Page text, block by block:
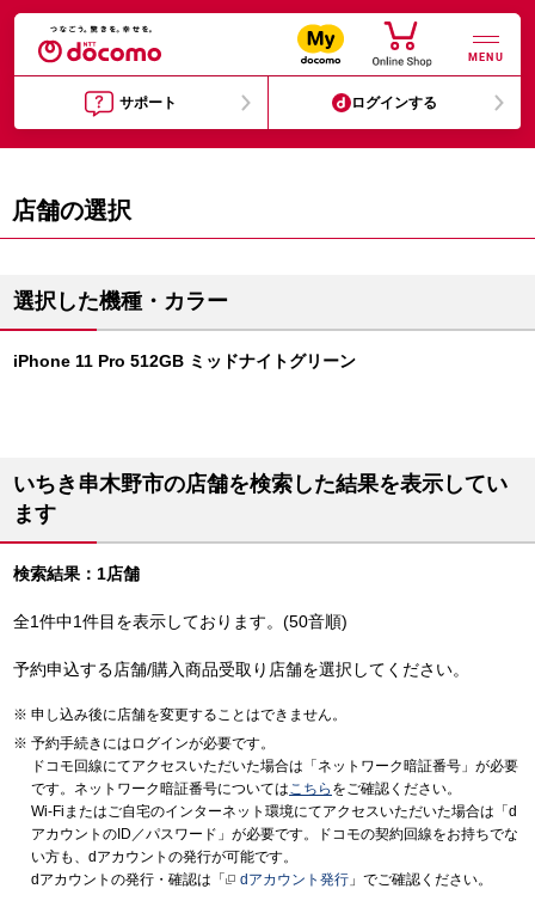
MENU
サポート ログインする
店舗の選択
選択した機種・カラー
iPhone 11 Pro 512GB ミッドナイトグリーン
いちき串木野市の店舗を検索した結果を表示してい
ます
検索結果：1店舗
全1件中1件目を表示しております。(50音順)
予約申込する店舗/購入商品受取り店舗を選択してください。
申し込み後に店舗を変更することはできません。
予約手続きにはログインが必要です。
ドコモ回線にてアクセスいただいた場合は「ネットワーク暗証番号」が必要
です。ネットワーク暗証番号についてはこちら をご確認ください。
Wi-Fiまたはご自宅のインターネット環境にてアクセスいただいた場合は「d
アカウントのID／パスワード」が必要です。ドコモの契約回線をお持ちでな
い方も、dアカウントの発行が可能です。
dアカウントの発行・確認は「
dアカウント発行 」でご確認ください。